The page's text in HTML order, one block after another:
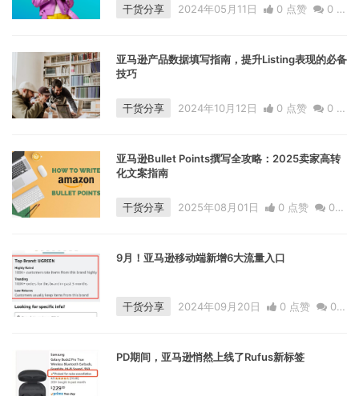
干货分享 2024年05月11日 0 点赞 0 评
亚马逊产品数据填写指南，提升Listing表现的必备
技巧
干货分享 2024年10月12日 0 点赞 0 评
亚马逊Bullet Points撰写全攻略：2025卖家高转
化文案指南
干货分享 2025年08月01日 0 点赞
0
9月！亚马逊移动端新增6大流量入口
干货分享 2024年09月20日 0 点赞
0
PD期间，亚马逊悄然上线了Rufus新标签